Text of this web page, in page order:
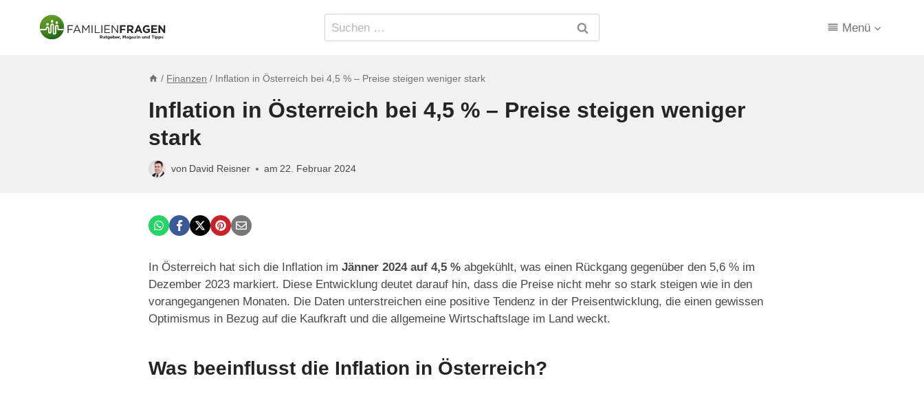
Suchen
nach:
Menü
/ Finanzen / Inflation in Österreich bei 4,5 % – Preise steigen weniger stark
Inflation in Österreich bei 4,5 % – Preise steigen weniger
stark
von David Reisner am 22. Februar 2024
In Österreich hat sich die Inflation im Jänner 2024 auf 4,5 % abgekühlt, was einen Rückgang gegenüber den 5,6 % im
Dezember 2023 markiert. Diese Entwicklung deutet darauf hin, dass die Preise nicht mehr so stark steigen wie in den
vorangegangenen Monaten. Die Daten unterstreichen eine positive Tendenz in der Preisentwicklung, die einen gewissen
Optimismus in Bezug auf die Kaufkraft und die allgemeine Wirtschaftslage im Land weckt​​.
Was beeinflusst die Inflation in Österreich?